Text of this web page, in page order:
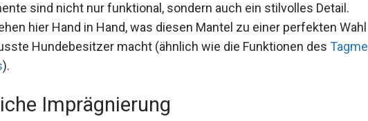
sind nicht nur funktional, sondern auch ein stilvolles Detail.
hier Hand in Hand, was diesen Mantel zu einer perfekten Wahl
Hundebesitzer macht (ähnlich wie die Funktionen des Tagme
).
Imprägnierung